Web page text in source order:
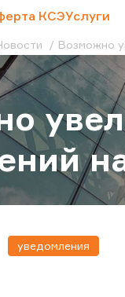
КСЭУслуги
Возможно
уведомления